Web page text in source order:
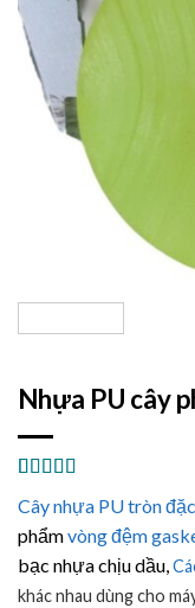
Nhựa PU cây
5.00
trên 5
dựa trên
2
đánh giá
Cây nhựa PU tròn đặc
phẩmvòng đệm
bạc nhựa chịu dầu,
khác nhau dùng cho